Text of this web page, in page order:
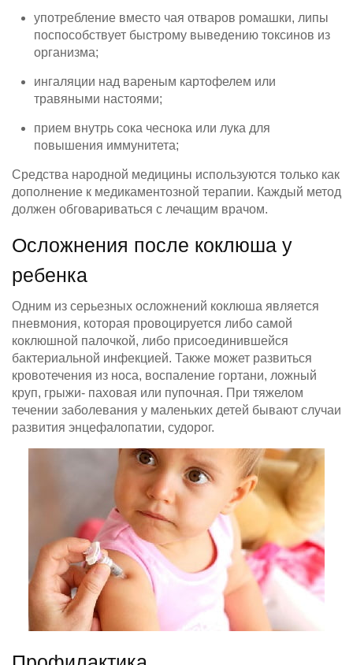
употребление вместо чая отваров ромашки, липы
поспособствует быстрому выведению токсинов из
организма;
ингаляции над вареным картофелем или
травяными настоями;
прием внутрь сока чеснока или лука для
повышения иммунитета;
Средства народной медицины используются только как
дополнение к медикаментозной терапии. Каждый метод
должен обговариваться с лечащим врачом.
Осложнения после коклюша у
ребенка
Одним из серьезных осложнений коклюша является
пневмония, которая провоцируется либо самой
коклюшной палочкой, либо присоединившейся
бактериальной инфекцией. Также может развиться
кровотечения из носа, воспаление гортани, ложный
круп, грыжи- паховая или пупочная. При тяжелом
течении заболевания у маленьких детей бывают случаи
развития энцефалопатии, судорог.